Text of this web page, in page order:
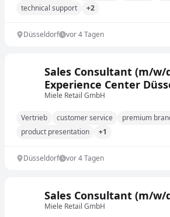
technical support
+2
Düsseldorf vor 4 Tagen
Sales Consultant (m/w/
Experience Center
Miele Retail GmbH
Vertrieb customer service premium
product presentation
+1
Düsseldorf vor 4 Tagen
Sales Consultant (m/w/
Miele Retail GmbH